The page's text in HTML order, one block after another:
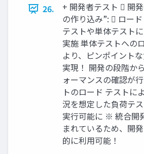
26.
+ 開発者テスト  開
の作り込み”:  ロー
テストや単体テスト
実施 単体テストへの
より、ピンポイント
実現！ 開発の段階か
ォーマンスの確認が
トのロード テストに
況を想定した負荷テ
実行可能に ※ 統合開
まれているため、開
的に利用可能！